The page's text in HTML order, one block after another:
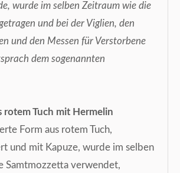
wurde im selben Zeitraum wie die
und bei der Viglien, den
und den Messen für Verstorbene
dem sogenannten
rotem Tuch mit Hermelin
Form aus rotem Tuch,
und mit Kapuze, wurde im selben
Samtmozzetta verwendet,